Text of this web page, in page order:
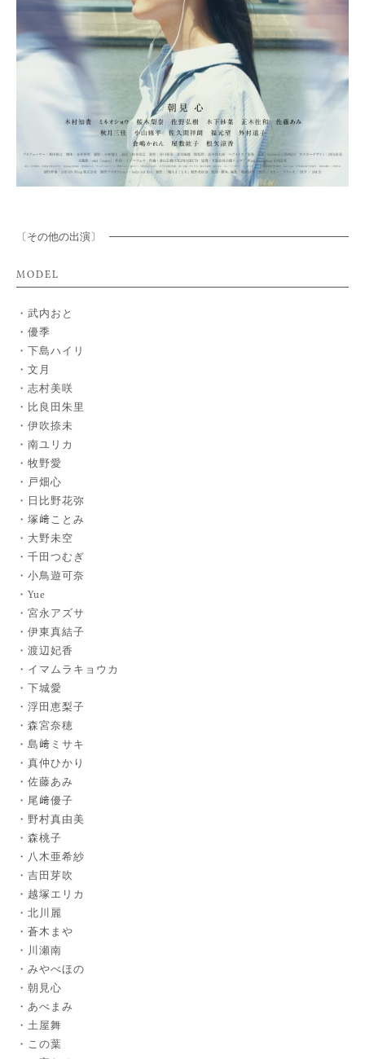
〔その他の出演〕
MODEL
武内おと
優季
下島ハイリ
文月
志村美咲
比良田朱里
伊吹捺未
南ユリカ
牧野愛
戸畑心
日比野花弥
塚﨑ことみ
大野未空
千田つむぎ
小鳥遊可奈
Yue
宮永アズサ
伊東真結子
渡辺妃香
イマムラキョウカ
下城愛
浮田恵梨子
森宮奈穂
島﨑ミサキ
真仲ひかり
佐藤あみ
尾﨑優子
野村真由美
森桃子
八木亜希紗
吉田芽吹
越塚エリカ
北川麗
蒼木まや
川瀬南
みやべほの
朝見心
あべまみ
土屋舞
この葉